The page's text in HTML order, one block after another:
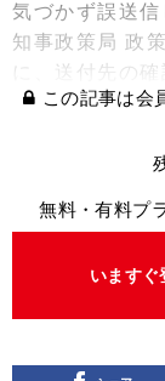
気づかず誤送
知事政策局 政
に、送付先の確
この記事は会
無料・有料プ
いますぐ